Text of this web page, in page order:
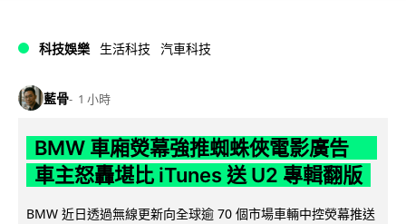
科技娛樂 生活科技 汽車科技
藍骨 1 小時
BMW 車廂熒幕強推蜘蛛俠電影廣告
車主怒轟堪比 iTunes 送 U2 專輯翻版
BMW 近日透過無線更新向全球逾 70 個市場車輛中控熒幕推送